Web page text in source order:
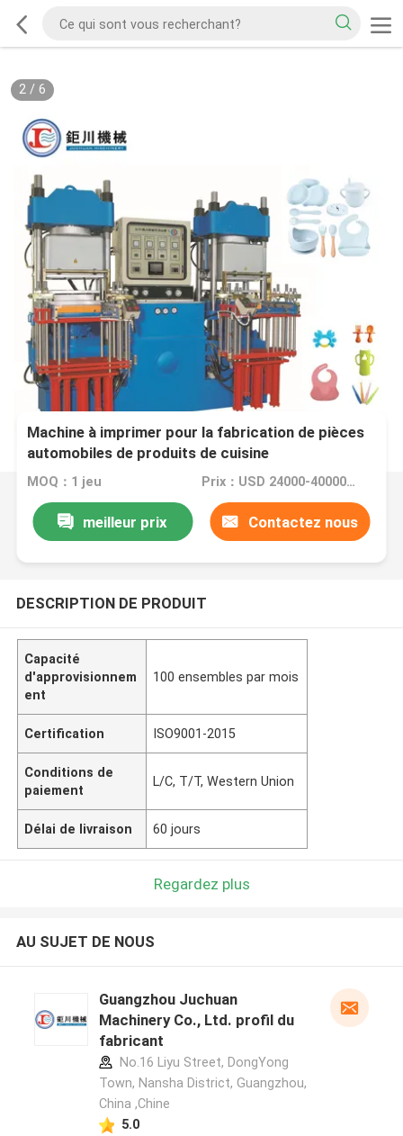
2/ 6
Machine à imprimer pour la fabrication de pièces
automobiles de produits de cuisine
MOQ：1 jeu Prix：USD 24000-40000/set
meilleur prix Contactez nous
DESCRIPTION DE PRODUIT
Capacité
d'approvisionnem
ent
100 ensembles par mois
Certification ISO9001-2015
Conditions de
paiement
L/C, T/T, Western Union
Délai de livraison 60 jours
Regardez plus
AU SUJET DE NOUS
Guangzhou Juchuan
Machinery Co., Ltd. profil du
fabricant
No.16 Liyu Street, DongYong
Town, Nansha District, Guangzhou,
China ,Chine
5.0